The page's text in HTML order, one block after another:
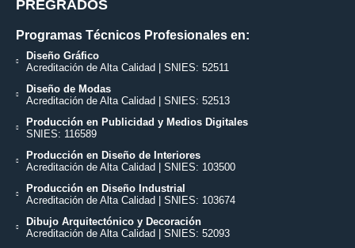
PREGRADOS
Programas Técnicos Profesionales en:
Diseño Gráfico
Acreditación de Alta Calidad | SNIES: 52511
Diseño de Modas
Acreditación de Alta Calidad | SNIES: 52513
Producción en Publicidad y Medios Digitales
SNIES: 116589
Producción en Diseño de Interiores
Acreditación de Alta Calidad | SNIES: 103500
Producción en Diseño Industrial
Acreditación de Alta Calidad | SNIES: 103674
Dibujo Arquitectónico y Decoración
Acreditación de Alta Calidad | SNIES: 52093